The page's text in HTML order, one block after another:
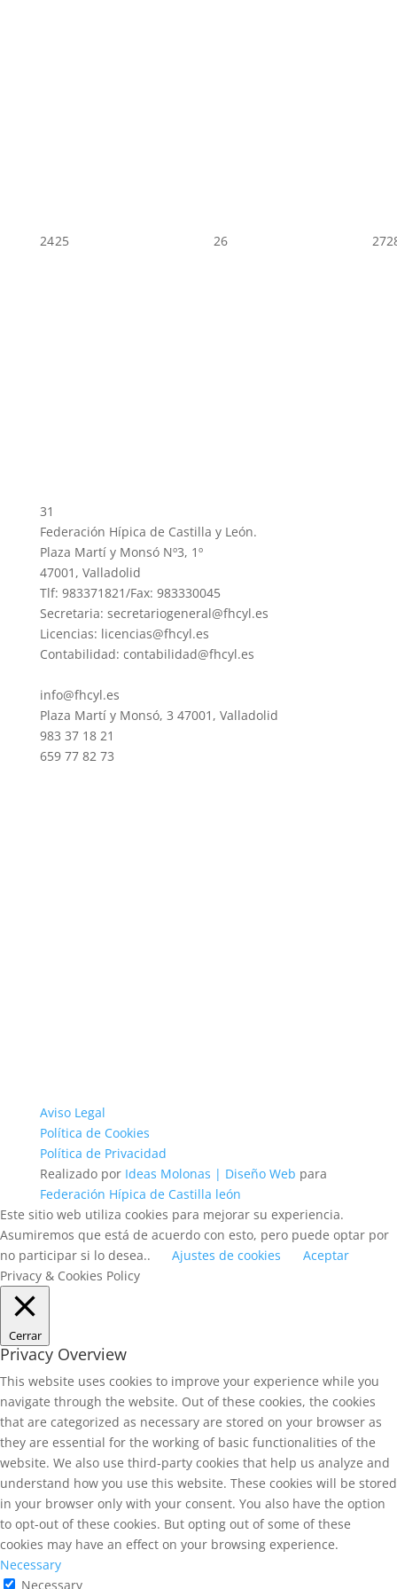
2425 26 27
31
Federación Hípica de Castilla y León.
Plaza Martí y Monsó Nº3, 1º
47001, Valladolid
Tlf: 983371821/Fax: 983330045
Secretaria: secretariogeneral@fhcyl.es
Licencias: licencias@fhcyl.es
Contabilidad: contabilidad@fhcyl.es
info@fhcyl.es
Plaza Martí y Monsó, 3 47001, Valladolid
983 37 18 21
659 77 82 73
Aviso Legal
Política de Cookies
Política de Privacidad
Realizado por Ideas Molonas | Diseño Web para
Federación Hípica de Castilla león
Este sitio web utiliza cookies para mejorar su experiencia.
Asumiremos que está de acuerdo con esto, pero puede optar por
no participar si lo desea..
Ajustes de cookies
Aceptar
Privacy & Cookies Policy
Cerrar
Privacy Overview
This website uses cookies to improve your experience while you
navigate through the website. Out of these cookies, the cookies
that are categorized as necessary are stored on your browser as
they are essential for the working of basic functionalities of the
website. We also use third-party cookies that help us analyze and
understand how you use this website. These cookies will be stored
in your browser only with your consent. You also have the option
to opt-out of these cookies. But opting out of some of these
cookies may have an effect on your browsing experience.
Necessary
Necessary